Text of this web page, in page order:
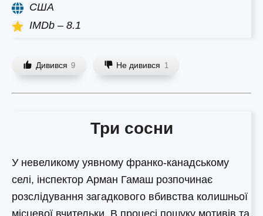
США
IMDb – 8.1
Дивився 9 Не дивився 1
Три сосни
У невеликому уявному франко-канадському
селі, інспектор Арман Гамаш розпочинає
розслідування загадкового вбивства колишньої
місцевої вчительки. В процесі пошуку мотивів та